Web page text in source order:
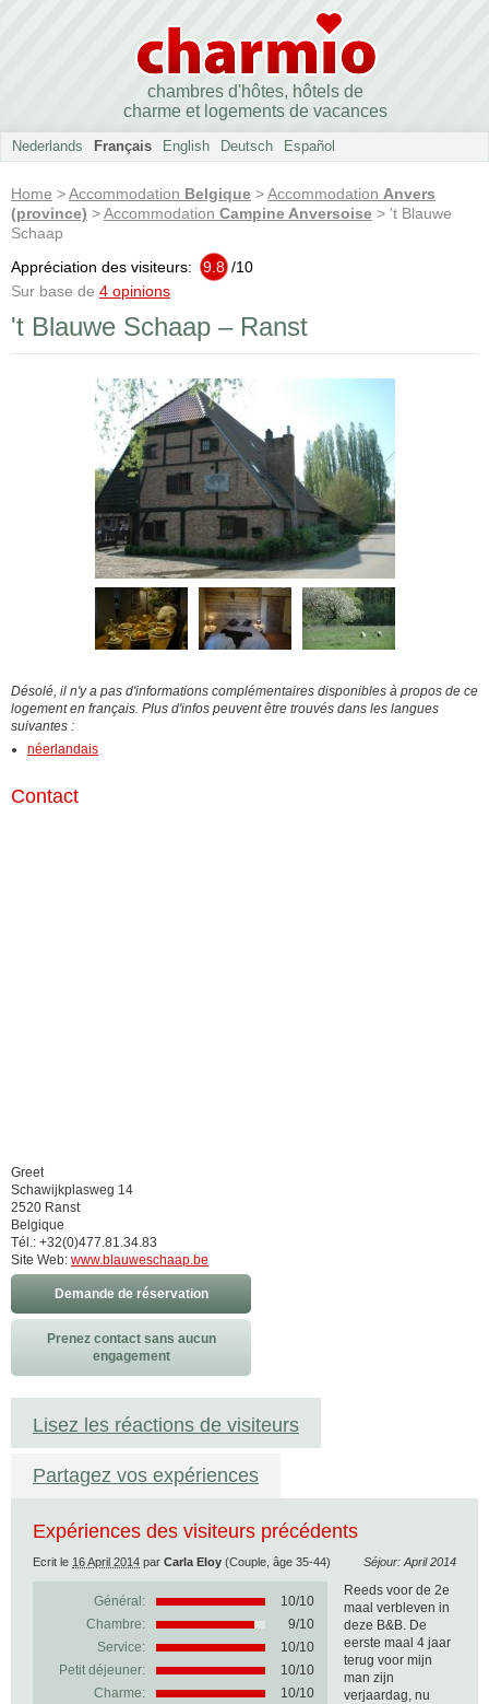
chambres d'hôtes, hôtels de
charme et logements de vacances
Nederlands Français English Deutsch Español
Home >Accommodation Belgique >Accommodation Anvers
(province) >Accommodation Campine Anversoise > 't Blauwe
Schaap
Appréciation des visiteurs:
9.8 /10
Sur base de 4 opinions
't Blauwe Schaap – Ranst
Désolé, il n'y a pas d'informations complémentaires disponibles à propos de ce
logement en français. Plus d'infos peuvent être trouvés dans les langues
suivantes :
néerlandais
Contact
Greet
Schawijkplasweg 14
2520 Ranst
Belgique
Tél.: +32(0)477.81.34.83
Site Web: www.blauweschaap.be
Demande de réservation
Prenez contact sans aucun
engagement
Lisez les réactions de visiteurs
Partagez vos expériences
Expériences des visiteurs précédents
Séjour: April 2014
Ecrit le 16 April 2014 par Carla Eloy (Couple, âge 35-44)
Général: 10/10
Chambre:
9/10
Service:
10/10
Petit déjeuner:
10/10
Charme:
10/10
Reeds voor de 2e
maal verbleven in
deze B&B. De
eerste maal 4 jaar
terug voor mijn
man zijn
verjaardag, nu